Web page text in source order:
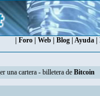
Foro| Web| Blog| Ayuda|
una cartera - billetera de Bitcoin